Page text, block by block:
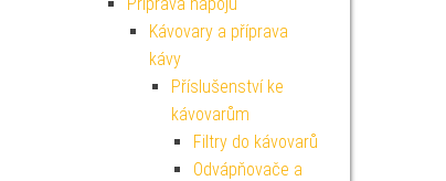
Kávovary a příprava
kávy
Příslušenství ke
kávovarům
Filtry do kávovarů
Odvápňovače a